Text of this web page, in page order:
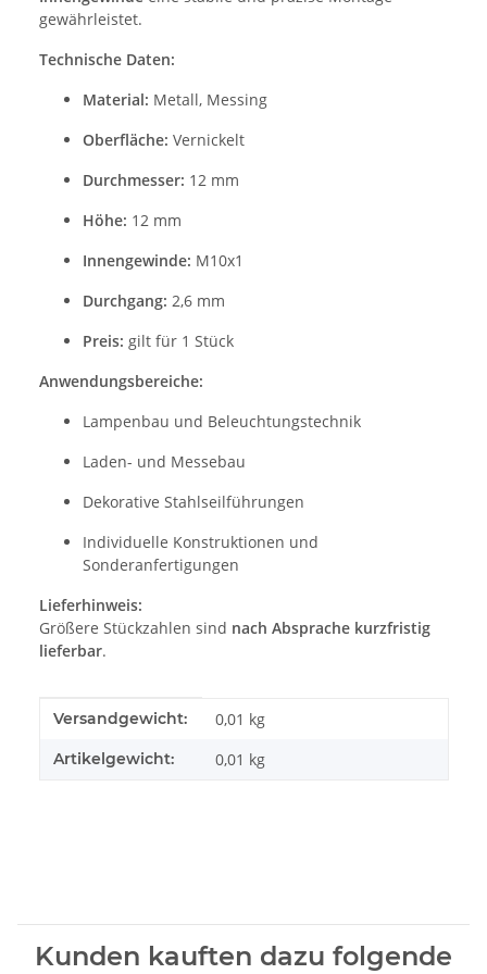
gewährleistet.
Technische Daten:
Material: Metall, Messing
Oberfläche: Vernickelt
Durchmesser: 12 mm
Höhe: 12 mm
Innengewinde: M10x1
Durchgang: 2,6 mm
Preis: gilt für 1 Stück
Anwendungsbereiche:
Lampenbau und Beleuchtungstechnik
Laden- und Messebau
Dekorative Stahlseilführungen
Individuelle Konstruktionen und
Sonderanfertigungen
Lieferhinweis:
Größere Stückzahlen sind nach Absprache kurzfristig
lieferbar.
Produkteigenschaft
Wert
Versandgewicht: 0,01 kg
Artikelgewicht: 0,01 kg
Kunden kauften dazu folgende